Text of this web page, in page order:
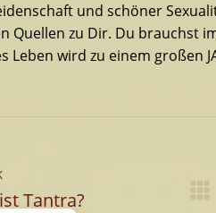
und schöner
Quellen zu Dir. Du brauchst
Leben wird zu einem großen
Tantra?